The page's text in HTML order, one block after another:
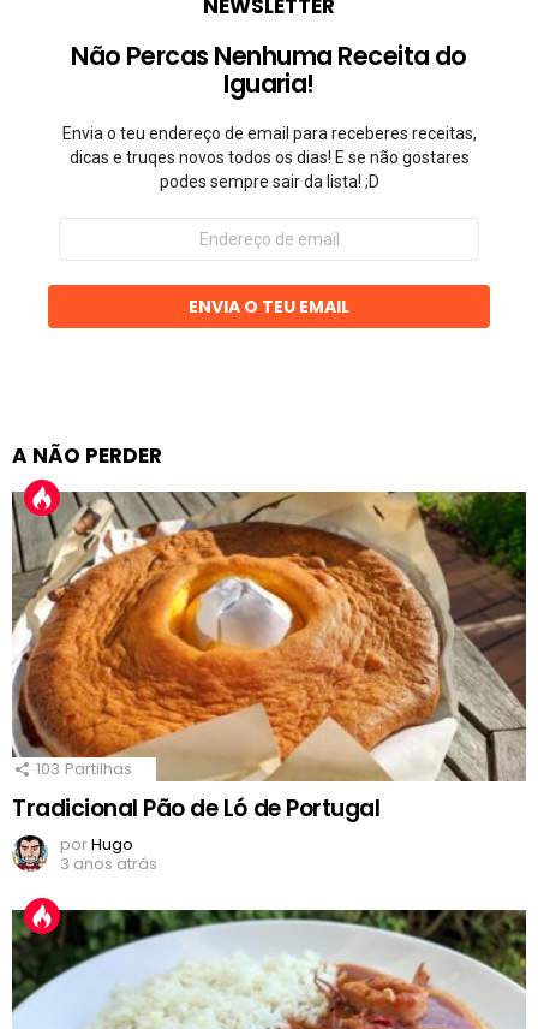
NEWSLETTER
Não Percas Nenhuma Receita do
Iguaria!
Envia o teu endereço de email para receberes receitas,
dicas e truqes novos todos os dias! E se não gostares
podes sempre sair da lista! ;D
Endereço
email
ENVIA O TEU EMAIL
A NÃO PERDER
103 Partilhas
Tradicional Pão de Ló de Portugal
porHugo
3 anos atrás